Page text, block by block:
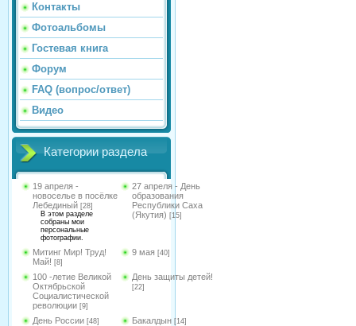
Контакты
Фотоальбомы
Гостевая книга
Форум
FAQ (вопрос/ответ)
Видео
Категории раздела
19 апреля -
новоселье в посёлке
Лебединый [28]
В этом разделе
собраны мои
персональные
фотографии.
27 апреля - День
образования
Республики Саха
(Якутия) [15]
Митинг Мир! Труд!
Май! [8]
9 мая [40]
100 -летие Великой
Октябрьской
Социалистической
революции [9]
День защиты детей!
[22]
День России [48] Бакалдын [14]